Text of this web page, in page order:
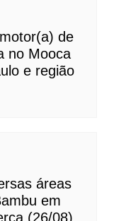
de
no Mooca
e região
áreas
em
(26/08)